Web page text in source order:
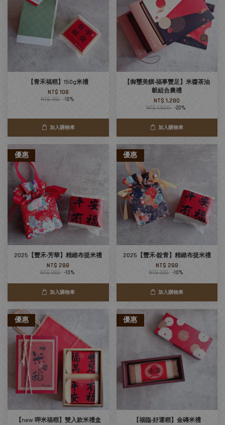
【青禾福稻】150g米禮
NT$ 108
NT$ 120 -10%
加入購物車
【御璽美饌‧福事豐足】米醬茶油
穀組合農禮
NT$ 1,280
NT$ 1,600 -20%
加入購物車
優惠
2025【豐禾‧芳華】精緻布提米禮
NT$ 288
NT$ 320 -10%
加入購物車
優惠
2025【豐禾‧靛青】精緻布提米禮
NT$ 288
NT$ 320 -10%
加入購物車
優惠
【new 呷米福稻】雙入款米禮盒
優惠
【福臨‧好運稻】金磚米禮